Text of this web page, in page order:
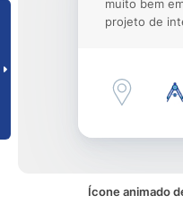
muito bem
projeto de
Ícone animado